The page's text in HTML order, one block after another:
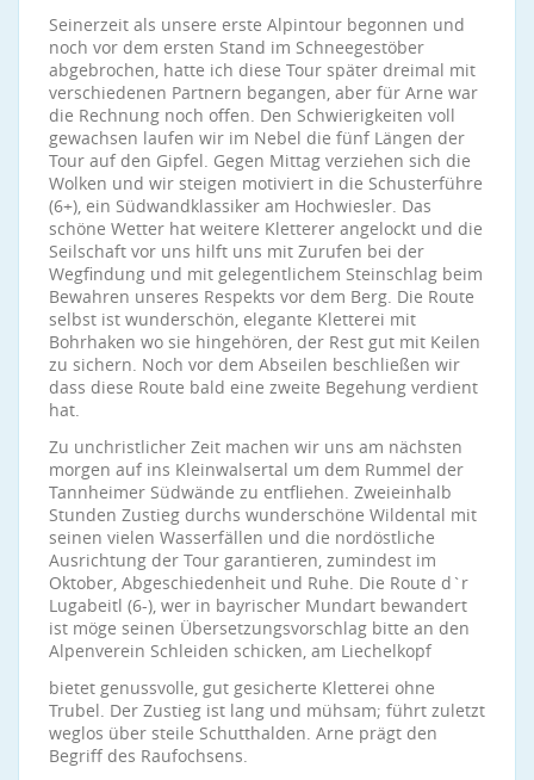
Seinerzeit als unsere erste Alpintour begonnen und
noch vor dem ersten Stand im Schneegestöber
abgebrochen, hatte ich diese Tour später dreimal mit
verschiedenen Partnern begangen, aber für Arne war
die Rechnung noch offen. Den Schwierigkeiten voll
gewachsen laufen wir im Nebel die fünf Längen der
Tour auf den Gipfel. Gegen Mittag verziehen sich die
Wolken und wir steigen motiviert in die Schusterführe
(6+), ein Südwandklassiker am Hochwiesler. Das
schöne Wetter hat weitere Kletterer angelockt und die
Seilschaft vor uns hilft uns mit Zurufen bei der
Wegfindung und mit gelegentlichem Steinschlag beim
Bewahren unseres Respekts vor dem Berg. Die Route
selbst ist wunderschön, elegante Kletterei mit
Bohrhaken wo sie hingehören, der Rest gut mit Keilen
zu sichern. Noch vor dem Abseilen beschließen wir
dass diese Route bald eine zweite Begehung verdient
hat.
Zu unchristlicher Zeit machen wir uns am nächsten
morgen auf ins Kleinwalsertal um dem Rummel der
Tannheimer Südwände zu entfliehen. Zweieinhalb
Stunden Zustieg durchs wunderschöne Wildental mit
seinen vielen Wasserfällen und die nordöstliche
Ausrichtung der Tour garantieren, zumindest im
Oktober, Abgeschiedenheit und Ruhe. Die Route d`r
Lugabeitl (6-), wer in bayrischer Mundart bewandert
ist möge seinen Übersetzungsvorschlag bitte an den
Alpenverein Schleiden schicken, am Liechelkopf
bietet genussvolle, gut gesicherte Kletterei ohne
Trubel. Der Zustieg ist lang und mühsam; führt zuletzt
weglos über steile Schutthalden. Arne prägt den
Begriff des Raufochsens.